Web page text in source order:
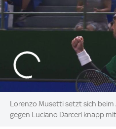
Lorenzo Musetti setzt sich beim
gegen Luciano Darceri knapp